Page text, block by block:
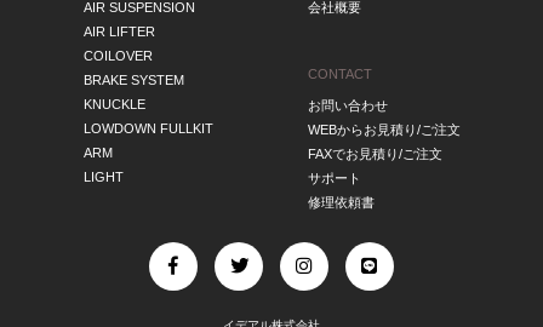
AIR SUSPENSION
AIR LIFTER
COILOVER
BRAKE SYSTEM
KNUCKLE
LOWDOWN FULLKIT
ARM
LIGHT
会社概要
CONTACT
お問い合わせ
WEBからお見積り/ご注文
FAXでお見積り/ご注文
サポート
修理依頼書